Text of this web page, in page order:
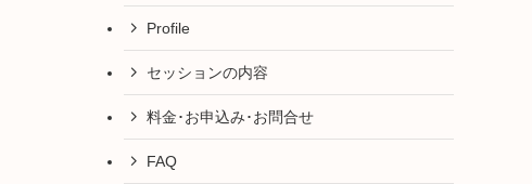
ブ
Profile
セッションの内容
料金･お申込み･お問合せ
FAQ